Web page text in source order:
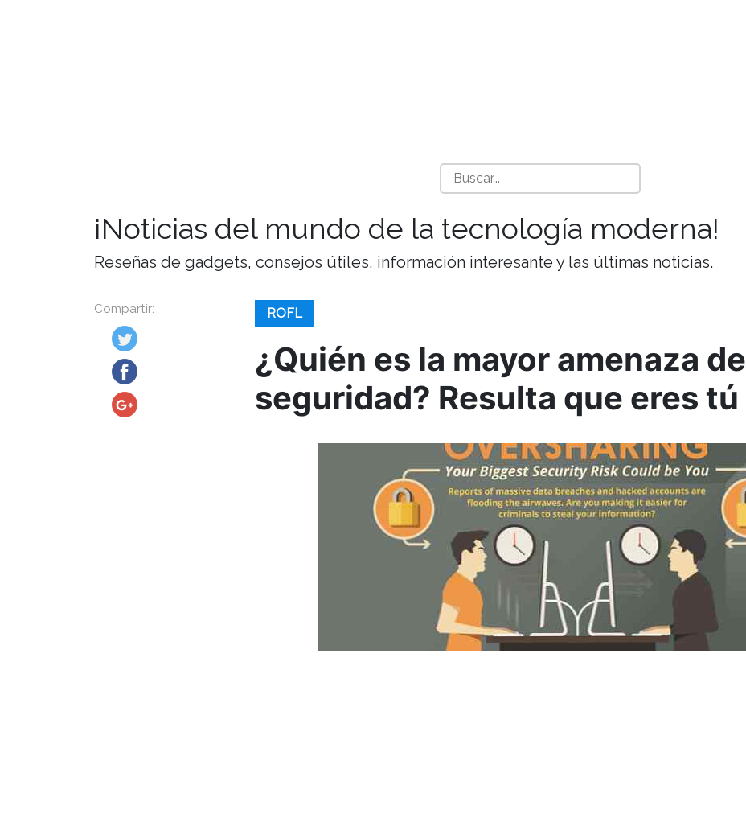
¡Noticias del mundo de la tecnología moderna!
Reseñas de gadgets, consejos útiles, información interesante y las últimas noticias.
Compartir: ROFL
¿Quién es la mayor amenaza de
seguridad? Resulta que eres tú